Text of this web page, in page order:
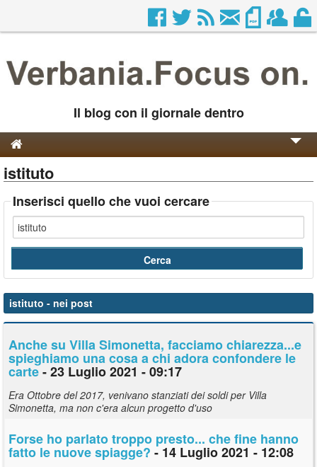
Il blog con il giornale dentro
Genesi e Storia
Contatti
istituto
Inserisci quello che vuoi cercare
istituto - nei post
Anche su Villa Simonetta, facciamo chiarezza...e
spieghiamo una cosa a chi adora confondere le
carte- 23 Luglio 2021 - 09:17
Era Ottobre del 2017, venivano stanziati dei soldi per Villa
Simonetta, ma non c'era alcun progetto d'uso
Forse ho parlato troppo presto... che fine hanno
fatto le nuove spiagge? - 14 Luglio 2021 - 12:08